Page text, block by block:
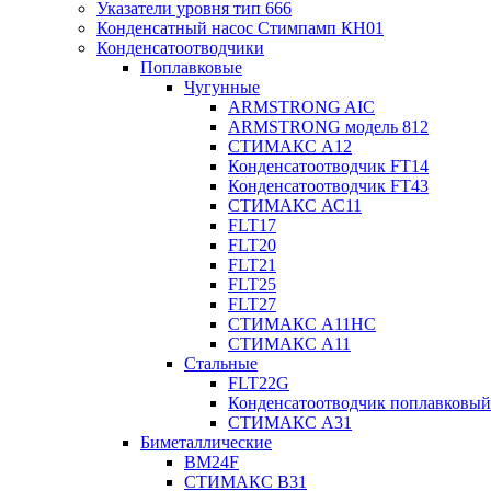
Указатели уровня тип 666
Конденсатный насос Стимпамп КН01
Конденсатоотводчики
Поплавковые
Чугунные
ARMSTRONG AIC
ARMSTRONG модель 812
СТИМАКС А12
Конденсатоотводчик FT14
Конденсатоотводчик FT43
СТИМАКС АС11
FLT17
FLT20
FLT21
FLT25
FLT27
СТИМАКС А11HC
СТИМАКС А11
Стальные
FLT22G
Конденсатоотводчик
СТИМАКС А31
Биметаллические
BM24F
СТИМАКС B31